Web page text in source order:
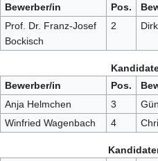
Bewerber/in Pos.
Prof. Dr. Franz-Josef
Bockisch
2
Bewerber/in Pos.
Anja Helmchen 3
Winfried Wagenbach 4